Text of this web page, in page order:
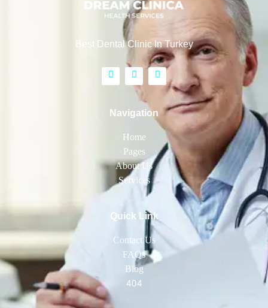
Best Dental Clinic In Turkey
Navigation
Home
Pages
About Us
Services
Quick Link
Contact Us
FAQs
Blog
404